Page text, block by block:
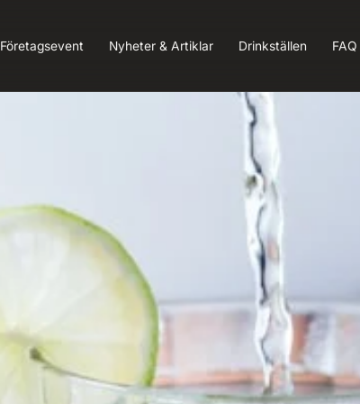
Företagsevent Nyheter & Artiklar Drinkställen FAQ